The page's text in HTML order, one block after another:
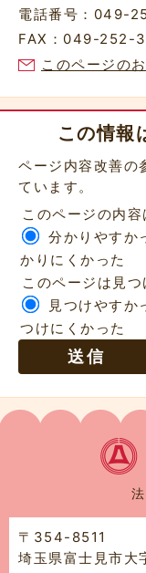
電話番号：049-
FAX：049-252-
このページの
この情報
ページ内容改善の
ています。
このページの内
分かりやすか
かりにくかった
このページは見
見つけやすか
つけにくかった
〒354-8511
埼玉県富士見市大